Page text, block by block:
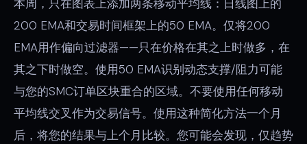
本周，只在图表上添加两条移动平均线：日线图上的
200 EMA和交易时间框架上的50 EMA。仅将200
EMA用作偏向过滤器——只在价格在其之上时做多，在
其之下时做空。使用50 EMA识别动态支撑/阻力可能
与您的SMC订单区块重合的区域。不要使用任何移动
平均线交叉作为交易信号。使用这种简化方法一个月
后，将您的结果与上个月比较。您可能会发现，仅趋势